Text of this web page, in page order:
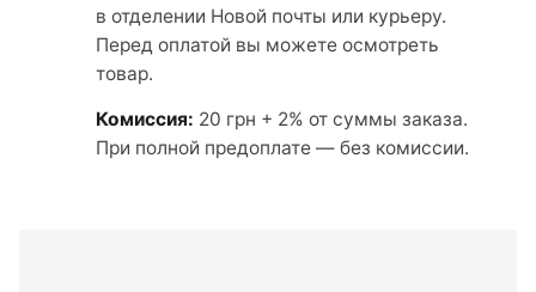
в отделении Новой почты или курьеру.
Перед оплатой вы можете осмотреть
товар.
Комиссия: 20 грн + 2% от суммы заказа.
При полной предоплате — без комиссии.